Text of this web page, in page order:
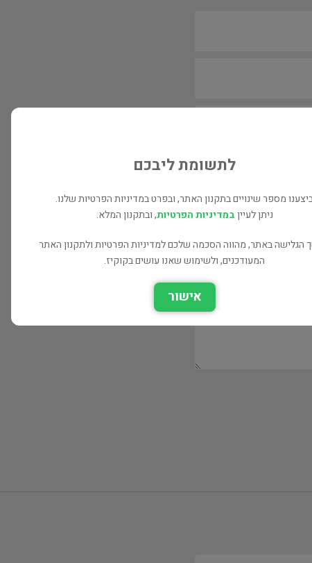
לתשומת ליבכם
מספר שינויים בתקנון האתר, ובפרט במדיניות הפרטיות שלנו.
ניתן לעייןבמדיניות הפרטיות, ובתקנון המלא.
הגלישה באתר, מהווה הסכמה שלכם למדיניות הפרטיות ולתקנון האתר
המעודכנים, ולשימוש שאנו עושים בקוקיז.
אישור